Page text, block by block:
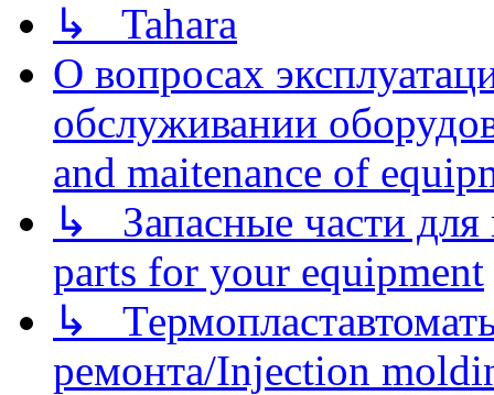
↳ Tahara
О вопросах
обслуживании
and maitenance of
↳ Запасные части для
parts for your equipment
↳
ремонта/Injection